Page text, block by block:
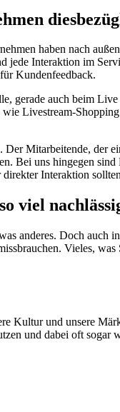
haben nach
Interaktion im
Kundenfeedback.
gerade auch beim
Livestream-
Der Mitarbeitende, der
Bei uns hingegen
Interaktion
viel
anderes. Doch auch
Vieles,
Kultur und unsere
und dabei oft sogar